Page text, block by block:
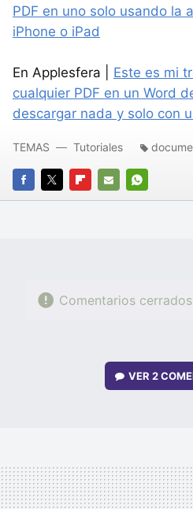
PDF en uno solo usando la
iPhone o iPad
En Applesfera | Este es mi
cualquier PDF en un Word
descargar nada y solo con
FACEBOOK
TWITTERFLIPBOARD
E-
WHATSAPP
TEMAS Tutoriales
Comentarios cerrados
VER2